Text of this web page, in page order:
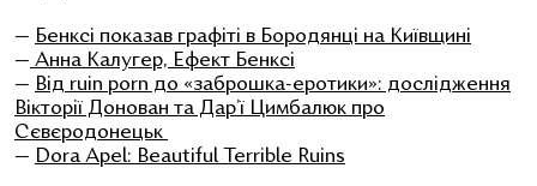
— Бенксі показав графіті в Бородянці на Київщині
— Анна Калугер, Ефект Бенксі
— Від ruin porn до «заброшка-еротики»: дослідження
Вікторії Донован та Дар’ї Цимбалюк про
Сєвєродонецьк
— Dora Apel: Beautiful Terrible Ruins